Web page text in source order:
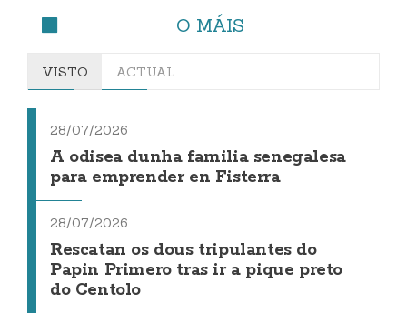
O MÁIS
VISTO ACTUAL
28/07/2026
A odisea dunha familia senegalesa
para emprender en Fisterra
28/07/2026
Rescatan os dous tripulantes do
Papin Primero tras ir a pique preto
do Centolo